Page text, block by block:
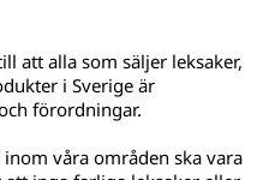
att alla som säljer leksaker,
i Sverige är
förordningar.
våra områden ska vara